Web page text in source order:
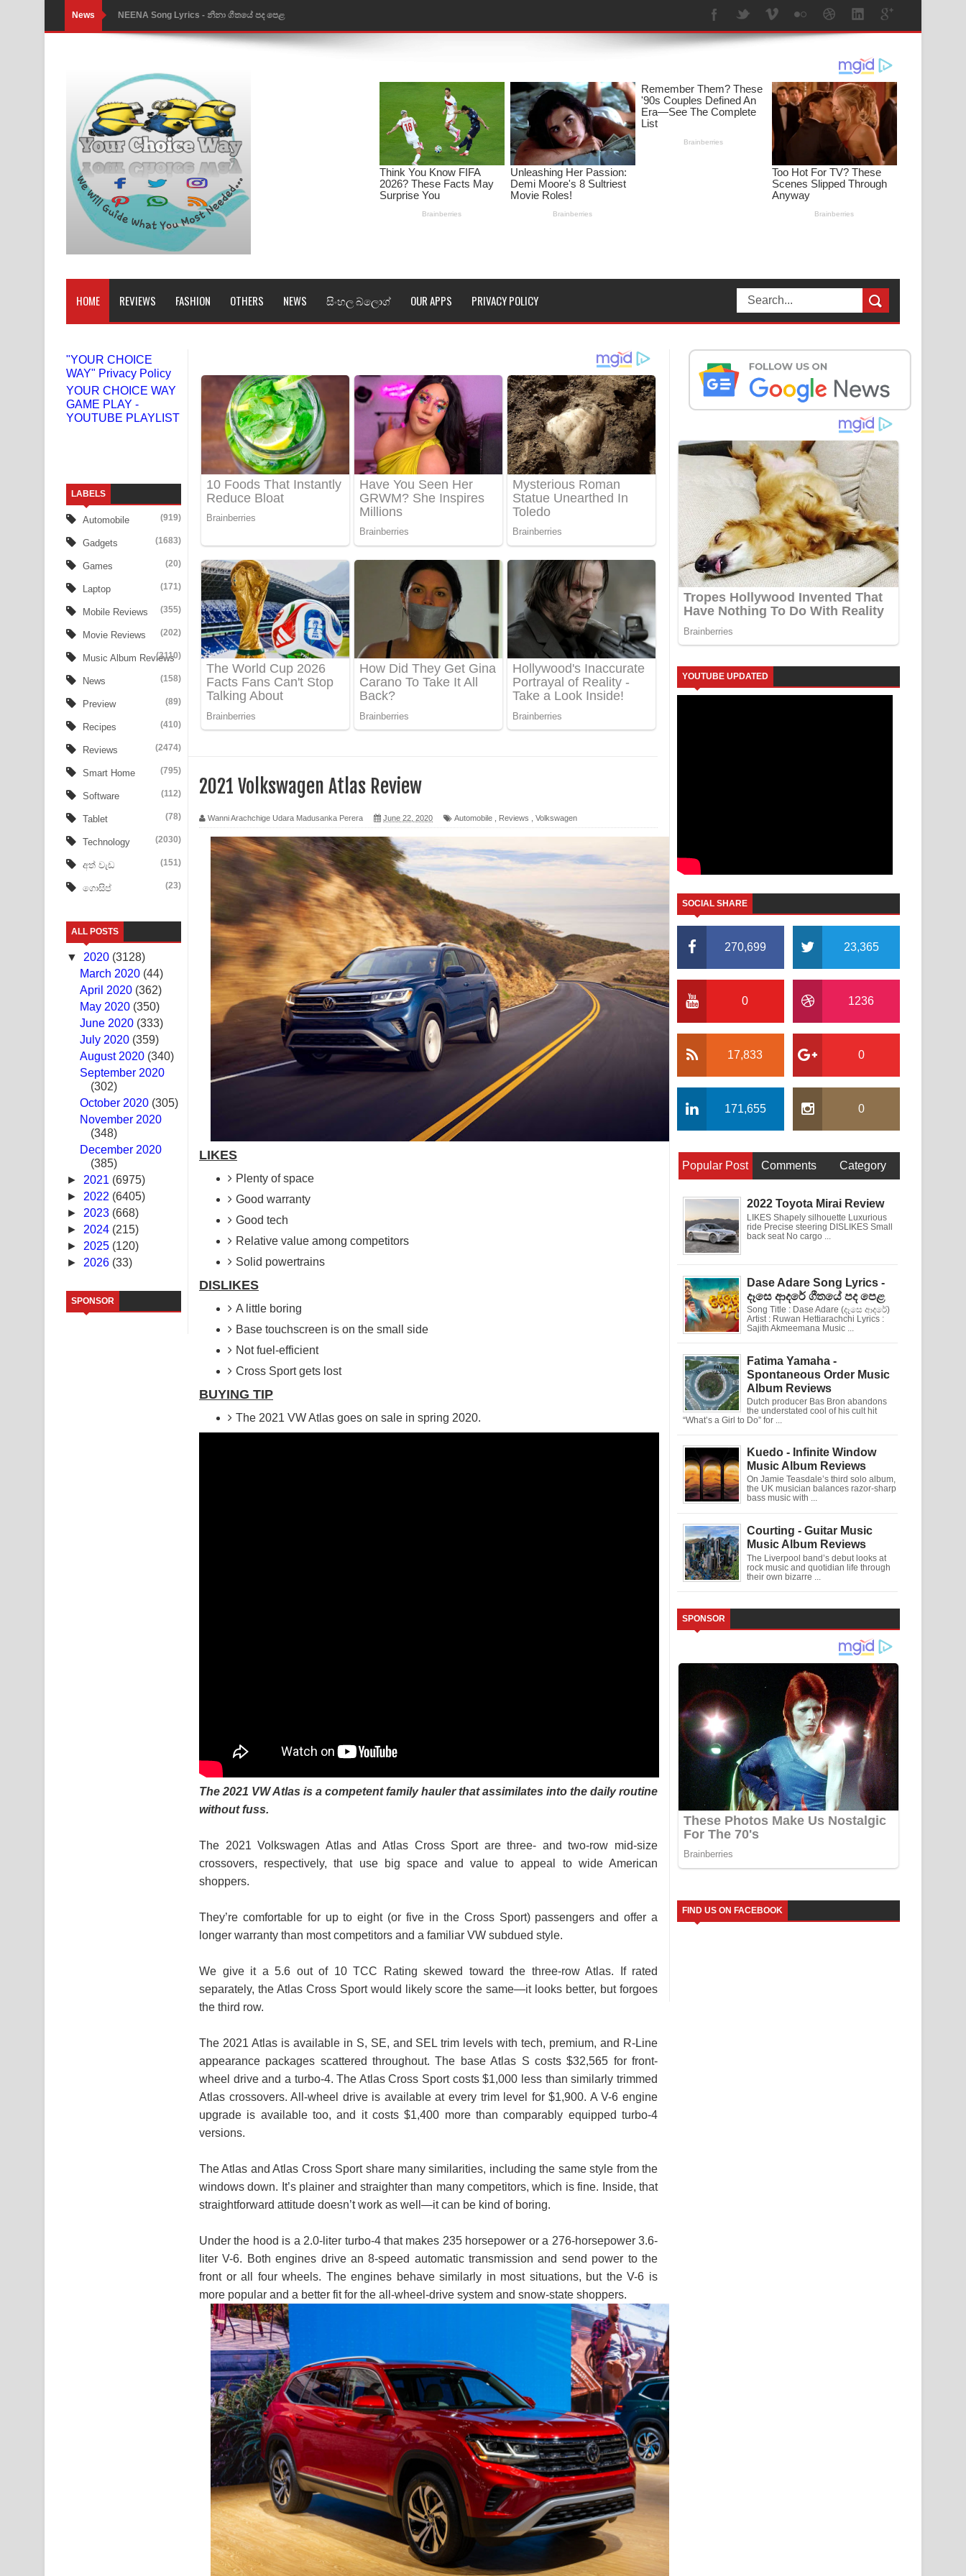
News NEENA Song Lyrics - නීනා ගීතයේ පද පෙළ
Ahimi Wimai Himi Song Lyrics - අහිමි විමයි හිමි ගීතයේ පද පෙළ
Mathaka Parana Song Lyrics - මතක පාරනා ගීතයේ පද පෙළ
Nimnadhen Song Lyrics - නිම්නාදෙන් ගීතයේ පද පෙළ
Obamai Mage Adare Song Lyrics - ඔබමයි මගේ ආදරේ ගීතයේ පද පෙළ
Pansal Gihin Song Lyrics - පන්සල් ගිහිං ගීතයේ පද පෙළ
Ankeliya Song Lyrics - අංකෙළිය ගීතයේ පද පෙළ
DEAR GOD Song Lyrics - ඩියර් ගෝඩ් ගීතයේ පද පෙළ
MANAMALA KATHA Song Lyrics - මනමාල කතා ගීතයේ පද පෙළ
Niwuna Numba Hinda Song Lyrics - නිවුනා නුඹ හින්දා ගීතයේ පද පෙළ
Numba Dun Aadare Song Lyrics - නුඹ දුන් ආදරේ ගීතයේ පද පෙළ
Liyamuda Dan Anagathe Song Lyrics - ලියමුද දැන් අනාගතේ ගීතයේ පද පෙළ
Doni Song Lyrics - දෝණි ගීතයේ පද පෙළ
Benthara Palame Song Lyrics - බෙන්තර පාලමේ ගීතයේ පද පෙළ
Adare Wadi Nisa Song Lyrics - ආදරේ වැඩි නිසා ගීතයේ පද පෙළ
UNUHUMA Song Lyrics - උණුහුම ගීතයේ පද පෙළ
Katakara Song Lyrics - කටකාර ගීතයේ පද පෙළ
Tharu Yaye Dilena Song Lyrics - තරු යායේ දිලෙනා ගීතයේ පද පෙළ
Ow Man Sosa Song Lyrics - ඔව් මං සෝසා ගීතයේ පද පෙළ
Ala purannata Song Lyrics - ආල පුරන්නට ගීතයේ පද පෙළ
FEVER DREAM Lyrics - Alex Warren
BTS : Hooligan Lyrics
Apa Hamuwee Song Lyrics - අප හමුවී ගීතයේ පද පෙළ
PATHINIYE Song Lyrics - පතිනියනේ ගීතයේ පද පෙළ
Sorry Sir Song Lyrics - සොරි සර් ගීතයේ පද පෙළ
Mathaka Aluthin Liyanna Song Lyrics - මතක අලුතින් ලියන්න ගීතයේ පද පෙළ
Sandak Awith Song Lyrics - සඳක් ඇවිත් ගීතයේ පද පෙළ
Swetha Sande Song Lyrics - ශ්වේත සඳේ ගීතයේ පද පෙළ
Ma Igili Giya Lyrics - මා ඉගිලී ගියා ගීතයේ පද පෙළ
Ras Balan Song Lyrics - රැස් බලන් ගීතයේ පද පෙළ
Hoda sihiyen Song Lyrics - හොද සිහියෙන් ගීතයේ පද පෙළ
Pa Sina Song Lyrics - පෑ සිනා ගීතයේ පද පෙළ
Pemwanthiye Song Lyrics - පෙම්වන්තියේ ගීතයේ පද පෙළ
Manobhawa Song Lyrics - මනෝභව ගීතයේ පද පෙළ
Akahe Indala Song Lyrics - ආකාහේ ඉඳලා ගීතයේ පද පෙළ
Raawaya Song Lyrics - රාවය ගීතයේ පද පෙළ
Saddeta Denna Song Lyrics - සද්දෙට දෙන්න ගීතයේ පද පෙළ
Kaalaya Song Lyrics - කාලය ගීතයේ පද පෙළ
Aramuna Song Lyrics - අරමුණ ගීතයේ පද පෙළ
Sihina Song Lyrics - සිහින ගීතයේ පද පෙළ
HOME REVIEWS FASHION OTHERS NEWS සිංහල බ්ලොග් OUR APPS PRIVACY POLICY
"YOUR CHOICE
WAY" Privacy Policy
YOUR CHOICE WAY
GAME PLAY -
YOUTUBE PLAYLIST
LABELS
Automobile (919)
Gadgets (1683)
Games (20)
Laptop (171)
Mobile Reviews (355)
Movie Reviews (202)
Music Album Reviews
(3110)
News (158)
Preview (89)
Recipes (410)
Reviews (2474)
Smart Home (795)
Software (112)
Tablet (78)
Technology (2030)
අත් වැඩ (151)
ගොසිප් (23)
ALL POSTS
▼ 2020 (3128)
March 2020 (44)
April 2020 (362)
May 2020 (350)
June 2020 (333)
July 2020 (359)
August 2020 (340)
September 2020
(302)
October 2020 (305)
November 2020
(348)
December 2020
(385)
► 2021 (6975)
► 2022 (6405)
► 2023 (668)
► 2024 (215)
► 2025 (120)
► 2026 (33)
SPONSOR
2021 Volkswagen Atlas Review
Wanni Arachchige Udara Madusanka Perera June 22, 2020 Automobile Reviews Volkswagen
LIKES
Plenty of space
Good warranty
Good tech
Relative value among competitors
Solid powertrains
DISLIKES
A little boring
Base touchscreen is on the small side
Not fuel-efficient
Cross Sport gets lost
BUYING TIP
The 2021 VW Atlas goes on sale in spring 2020.
The 2021 VW Atlas is a competent family hauler that assimilates into the daily routine
without fuss.
The 2021 Volkswagen Atlas and Atlas Cross Sport are three- and two-row mid-size
crossovers, respectively, that use big space and value to appeal to wide American
shoppers.
They’re comfortable for up to eight (or five in the Cross Sport) passengers and offer a
longer warranty than most competitors and a familiar VW subdued style.
We give it a 5.6 out of 10 TCC Rating skewed toward the three-row Atlas. If rated
separately, the Atlas Cross Sport would likely score the same—it looks better, but forgoes
the third row.
The 2021 Atlas is available in S, SE, and SEL trim levels with tech, premium, and R-Line
appearance packages scattered throughout. The base Atlas S costs $32,565 for front-
wheel drive and a turbo-4. The Atlas Cross Sport costs $1,000 less than similarly trimmed
Atlas crossovers. All-wheel drive is available at every trim level for $1,900. A V-6 engine
upgrade is available too, and it costs $1,400 more than comparably equipped turbo-4
versions.
The Atlas and Atlas Cross Sport share many similarities, including the same style from the
windows down. It’s plainer and straighter than many competitors, which is fine. Inside, that
straightforward attitude doesn’t work as well—it can be kind of boring.
Under the hood is a 2.0-liter turbo-4 that makes 235 horsepower or a 276-horsepower 3.6-
liter V-6. Both engines drive an 8-speed automatic transmission and send power to the
front or all four wheels. The engines behave similarly in most situations, but the V-6 is
more popular and a better fit for the all-wheel-drive system and snow-state shoppers.
YOUTUBE UPDATED
SOCIAL SHARE
270,699 23,365
0 1236
17,833 0
171,655 0
Popular Post Comments Category
2022 Toyota Mirai Review
LIKES Shapely silhouette Luxurious
ride Precise steering DISLIKES Small
back seat No cargo ...
Dase Adare Song Lyrics -
දෑසෙ ආදරේ ගීතයේ පද පෙළ
Song Title : Dase Adare (දෑසෙ ආදරේ)
Artist : Ruwan Hettiarachchi Lyrics :
Sajith Akmeemana Music ...
Fatima Yamaha -
Spontaneous Order Music
Album Reviews
Dutch producer Bas Bron abandons
the understated cool of his cult hit
“What’s a Girl to Do” for ...
Kuedo - Infinite Window
Music Album Reviews
On Jamie Teasdale’s third solo album,
the UK musician balances razor-sharp
bass music with ...
Courting - Guitar Music
Music Album Reviews
The Liverpool band’s debut looks at
rock music and quotidian life through
their own bizarre ...
SPONSOR
FIND US ON FACEBOOK